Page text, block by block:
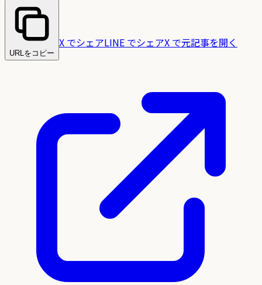
URLをコピー
X でシェアLINE でシェアX で元記事を開く